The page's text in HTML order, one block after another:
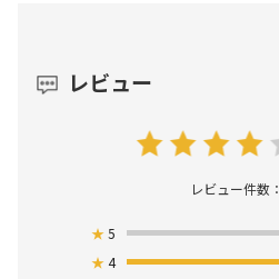
レビュー
レビュー件数：
★5
★4